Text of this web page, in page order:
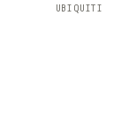
UBIQUITI